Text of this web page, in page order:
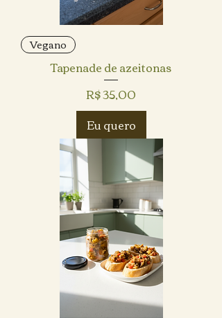
Vegano
Tapenade de azeitonas
Preço
R$ 35,00
Eu quero